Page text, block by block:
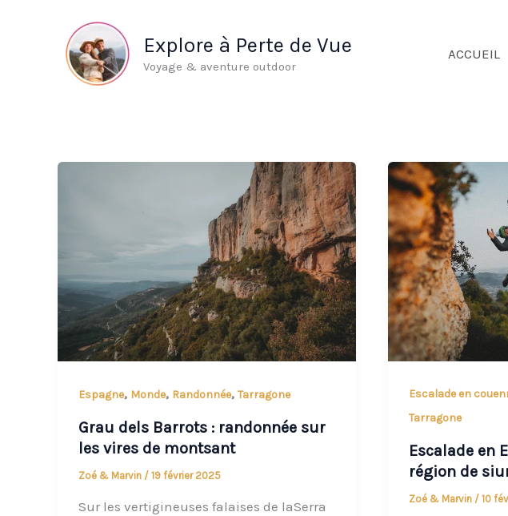
Explore à Perte de Vue
Voyage & aventure outdoor
ACCUEIL
Espagne, Monde, Randonnée, Tarragone
Grau dels Barrots : randonnée sur
les vires de montsant
Zoé & Marvin / 19 février 2025
Sur les vertigineuses falaises de laSerra
Escalade en
Tarragone
Escalade en
région de
Zoé & Marvin / 10